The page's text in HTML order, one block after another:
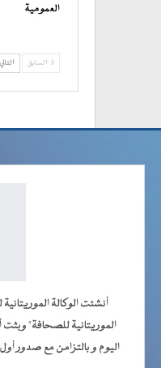
العمومية
السابق التالي
الموريتانية للصحافة"
اليوم و بالتزامن مع صدور